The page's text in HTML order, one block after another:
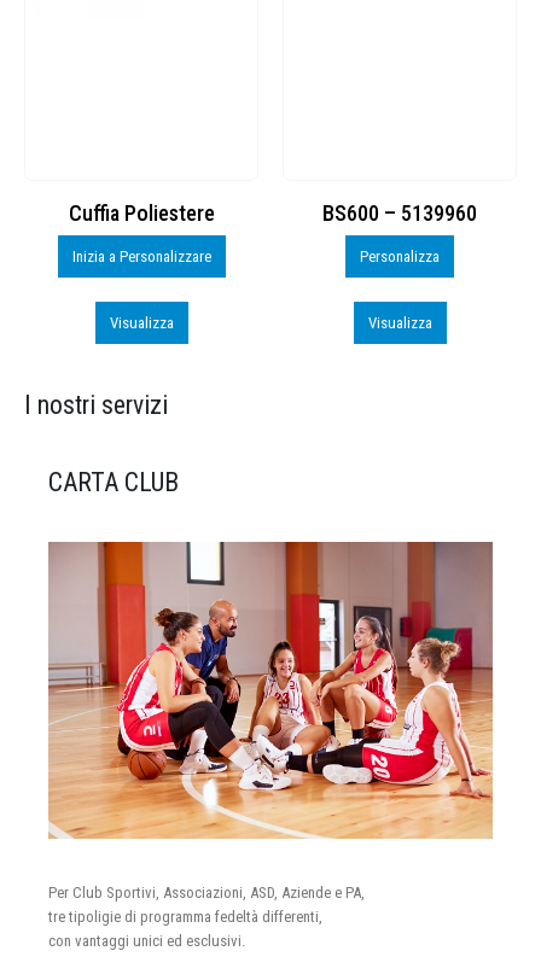
Cuffia Poliestere
Inizia a Personalizzare
Visualizza
BS600 – 5139960
Personalizza
Visualizza
I nostri servizi
CARTA CLUB
Per Club Sportivi, Associazioni, ASD, Aziende e PA,
tre tipoligie di programma fedeltà differenti,
con vantaggi unici ed esclusivi.